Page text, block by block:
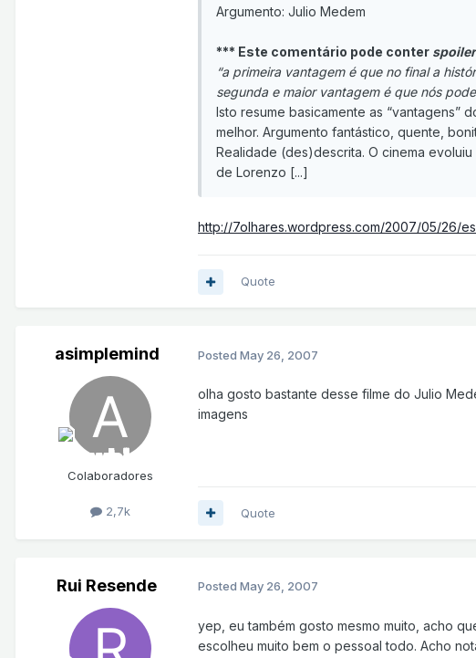
Argumento: Julio Medem
*** Este comentário pode conter
“a primeira vantagem é que no final a
segunda e maior vantagem é que nós
Isto resume basicamente as “vantagens”
melhor. Argumento fantástico, quente,
Realidade (des)descrita. O cinema
de Lorenzo [...]
http://7olhares.wordpress.com/2007/05/26/
Quote
asimplemind
Colaboradores
2,7k
Posted May 26, 2007
olha gosto bastante desse filme do Julio
imagens
Quote
Rui Resende Posted May 26, 2007
yep, eu também gosto mesmo muito, acho
escolheu muito bem o pessoal todo. Acho